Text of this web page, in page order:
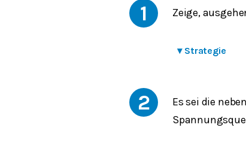
1 Zeige,
▾ Strategie
2 Es sei die